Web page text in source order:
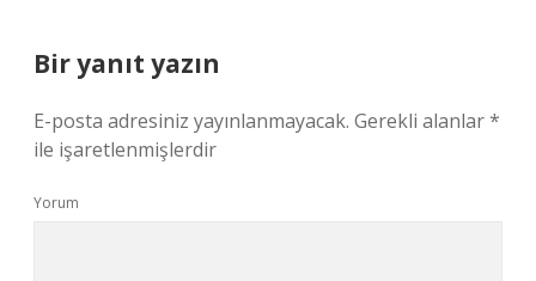
Bir yanıt yazın
E-posta adresiniz yayınlanmayacak. Gerekli alanlar*
ile işaretlenmişlerdir
Yorum